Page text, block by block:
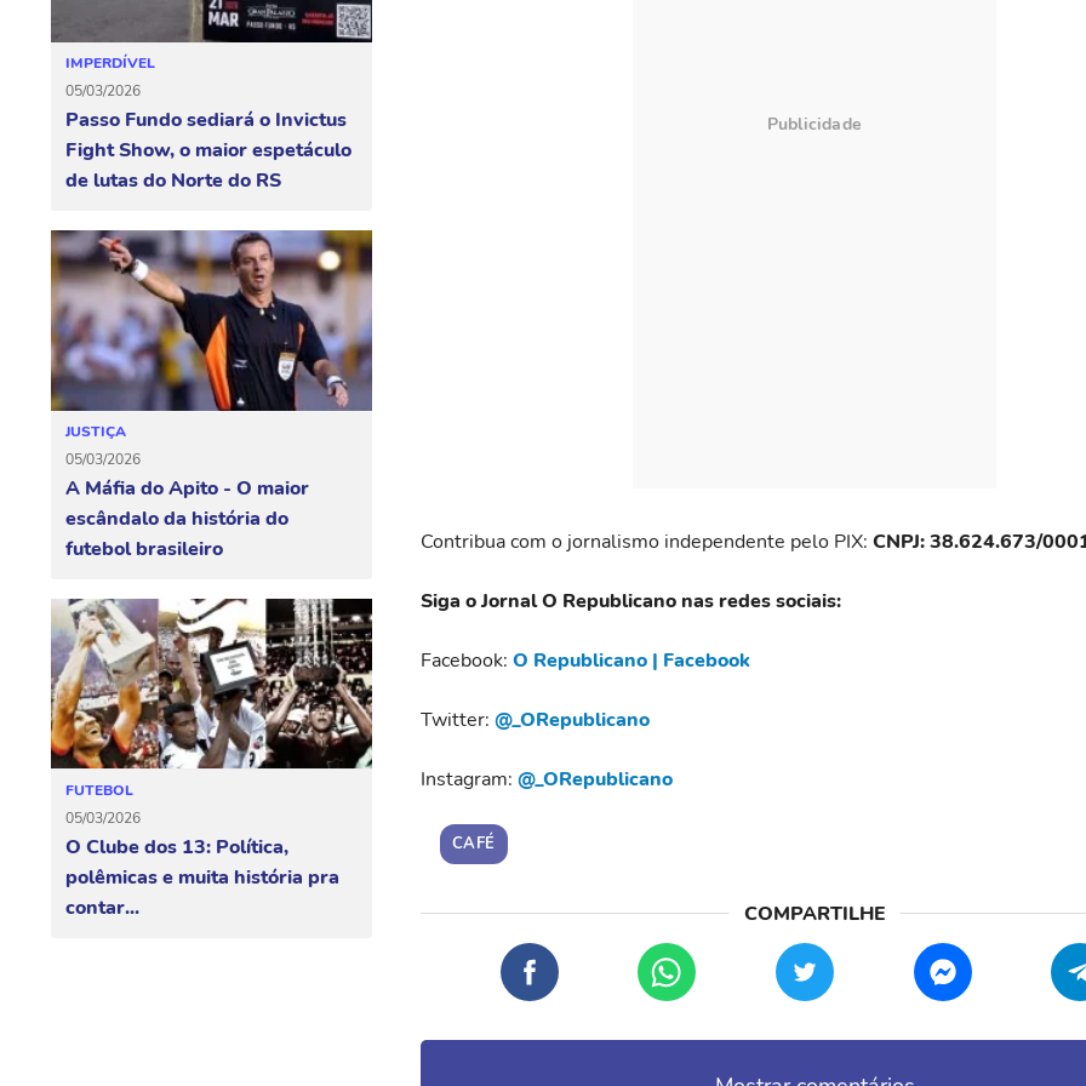
IMPERDÍVEL
05/03/2026
Passo Fundo sediará o Invictus
Fight Show, o maior espetáculo
de lutas do Norte do RS
JUSTIÇA
05/03/2026
A Máfia do Apito - O maior
escândalo da história do
futebol brasileiro
FUTEBOL
05/03/2026
O Clube dos 13: Política,
polêmicas e muita história pra
contar...
Contribua com o jornalismo independente pelo PIX: CNPJ: 38.624.673/
Siga o Jornal O Republicano nas redes sociais:
Facebook: O Republicano | Facebook
Twitter: @_ORepublicano
Instagram: @_ORepublicano
CAFÉ